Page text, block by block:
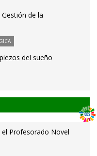
de la
del sueño
Profesorado Novel